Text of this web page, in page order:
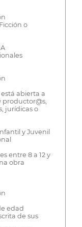
o
abierta a
productor@s,
jurídicas o
y Juvenil
entre 8 a 12 y
obra
edad
de sus